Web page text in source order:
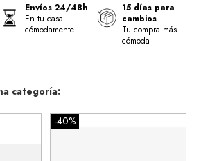
Envíos 24/48h
En tu casa
cómodamente
15 días para
cambios
Tu compra más
cómoda
categoría:
-40%